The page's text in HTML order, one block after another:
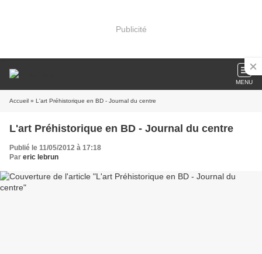
Publicité
MENU
Accueil » L'art Préhistorique en BD - Journal du centre
L'art Préhistorique en BD - Journal du centre
Publié le 11/05/2012 à 17:18
Par eric lebrun